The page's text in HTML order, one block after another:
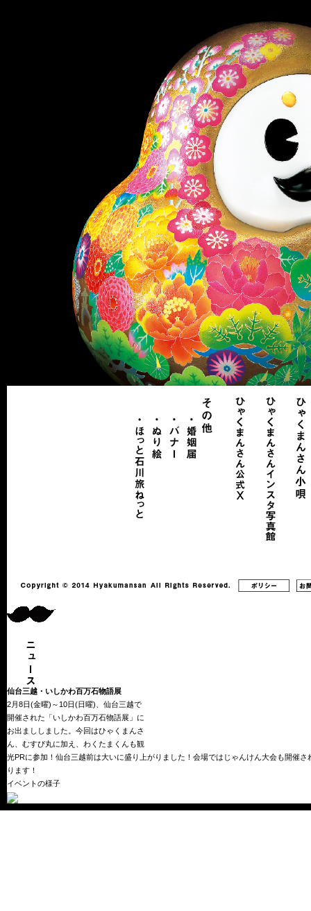
仙台三越・いしかわ百万石物語展
2月8日(金曜)～10日(日曜)、仙台三越で
開催された「いしかわ百万石物語展」に
お出まししました。今回はひゃくまんさ
ん、むすび丸に加え、わくたまくんも観
光PRに参加！仙台三越前は大いに盛り上がりました！会場ではじゃんけん大会も開催
ります！
イベントの様子